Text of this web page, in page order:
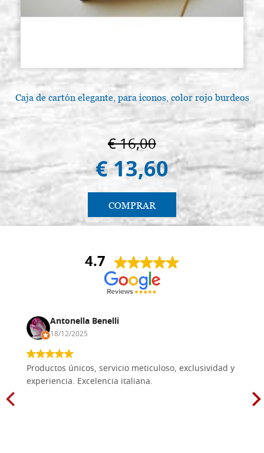
Caja de cartón elegante, para iconos, color rojo burdeos
€ 16,00
€ 13,60
COMPRAR
4.7
Antonella Benelli
18/12/2025
Productos únicos, servicio meticuloso, exclusividad y
experiencia. Excelencia italiana.